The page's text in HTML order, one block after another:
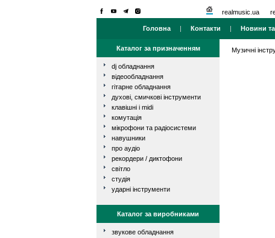
realmusic.ua
Головна | Контакти | Новини та
Каталог за призначенням
dj обладнання
відеообладнання
гітарне обладнання
духові, смичкові інструменти
клавішні і midi
комутація
мікрофони та радіосистеми
навушники
про аудіо
рекордери / диктофони
світло
студія
ударні інструменти
Каталог за виробниками
звукове обладнання
Музичні